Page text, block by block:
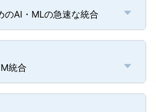
のAI・MLの急速な統合
統合